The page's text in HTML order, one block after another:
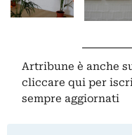
Artribune è anche
cliccare qui per
sempre aggiornati